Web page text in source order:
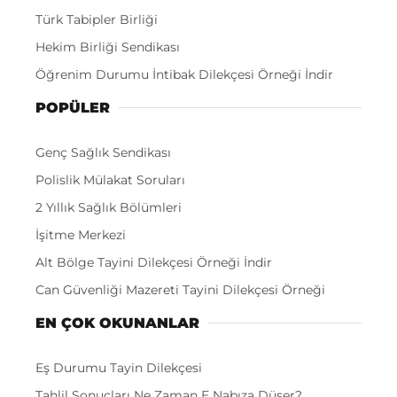
Türk Tabipler Birliği
Hekim Birliği Sendikası
Öğrenim Durumu İntibak Dilekçesi Örneği İndir
POPÜLER
Genç Sağlık Sendikası
Polislik Mülakat Soruları
2 Yıllık Sağlık Bölümleri
İşitme Merkezi
Alt Bölge Tayini Dilekçesi Örneği İndir
Can Güvenliği Mazereti Tayini Dilekçesi Örneği
EN ÇOK OKUNANLAR
Eş Durumu Tayin Dilekçesi